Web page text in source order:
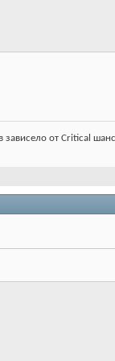
зависело от Critical